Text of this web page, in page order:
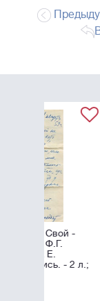
[«в